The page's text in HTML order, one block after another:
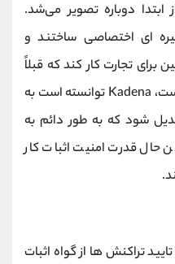
دوباره تصویر می‌شد.
ای اختصاصی ساختند و
برای تجارت کار کند که قبلاً
تصور می شد غیرقابل دستیابی است، Kadena توانسته است به
حال قدرت امنیت اثبات کار
تراکنش ها از گواه اثبات